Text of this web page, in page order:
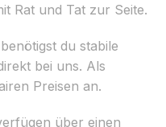
Rat und Tat zur Seite.
du stabile
bei uns. Als
Preisen an.
über einen